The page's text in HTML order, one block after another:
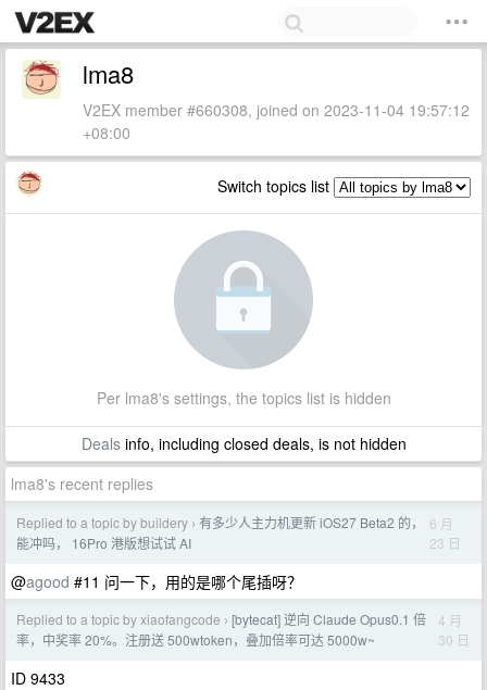
lma8
V2EX member #660308, joined on 2023-11-04 19:57:12
+08:00
Switch topics list
Per lma8's settings, the topics list is hidden
Dealsinfo, including closed deals, is not hidden
lma8's recent replies
Replied to a topic by buildery › 有多少人主力机更新 iOS27 Beta2 的，
能冲吗， 16Pro 港版想试试 AI
6 月
23 日
@agood #11 问一下，用的是哪个尾插呀？
Replied to a topic by xiaofangcode › [bytecat] 逆向 Claude Opus0.1 倍
率，中奖率 20%。注册送 500wtoken，叠加倍率可达 5000w~
4 月
30 日
ID 9433